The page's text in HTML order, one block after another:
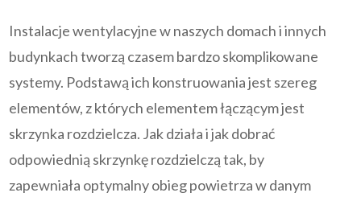
Instalacje wentylacyjne w naszych domach i innych
budynkach tworzą czasem bardzo skomplikowane
systemy. Podstawą ich konstruowania jest szereg
elementów, z których elementem łączącym jest
skrzynka rozdzielcza. Jak działa i jak dobrać
odpowiednią skrzynkę rozdzielczą tak, by
zapewniała optymalny obieg powietrza w danym